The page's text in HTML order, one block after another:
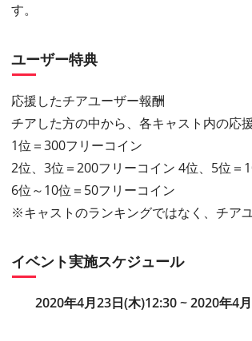
す。
ユーザー特典
応援したチアユーザー報酬
チアした方の中から、各キャスト内の応
1位＝300フリーコイン
2位、3位＝200フリーコイン 4位、5位＝
6位～10位＝50フリーコイン
※キャストのランキングではなく、チア
イベント実施スケジュール
2020年4月23日(木)12:30 ~ 2020年4